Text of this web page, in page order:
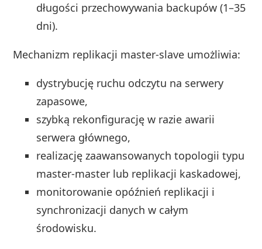
długości przechowywania backupów (1–35
dni).
Mechanizm replikacji master-slave umożliwia:
dystrybucję ruchu odczytu na serwery
zapasowe,
szybką rekonfigurację w razie awarii
serwera głównego,
realizację zaawansowanych topologii typu
master-master lub replikacji kaskadowej,
monitorowanie opóźnień replikacji i
synchronizacji danych w całym
środowisku.